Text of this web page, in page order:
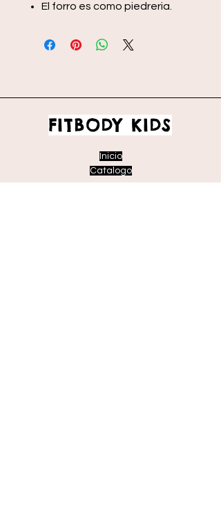
El forro es como piedreria.
FITBODY KIDS
Inicio
Catalogo